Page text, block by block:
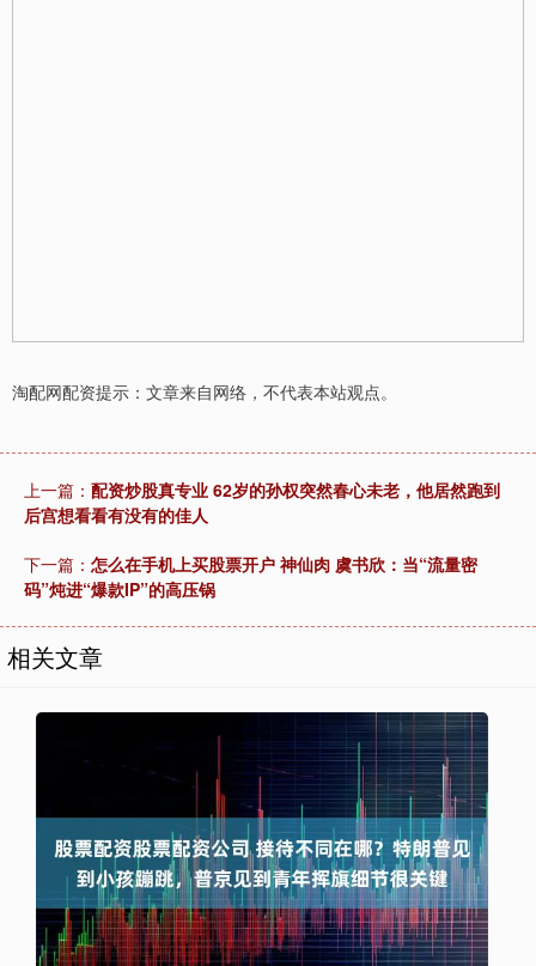
淘配网配资提示：文章来自网络，不代表本站观点。
上一篇： 配资炒股真专业 62岁的孙权突然春心未老，他居然跑到
后宫想看看有没有的佳人
下一篇： 怎么在手机上买股票开户 神仙肉 虞书欣：当“流量密
码”炖进“爆款IP”的高压锅
相关文章